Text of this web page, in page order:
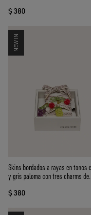
$ 380
NEW IN
Skins bordados a rayas en tonos
y gris paloma con tres charms de
$ 380